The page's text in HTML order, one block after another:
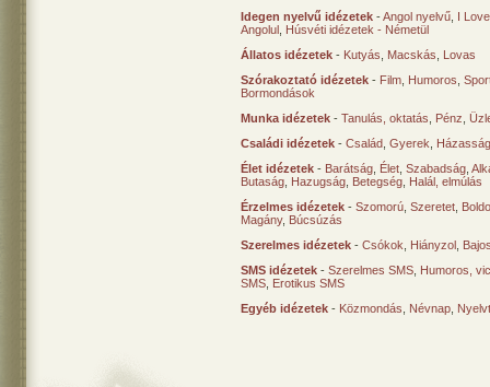
Idegen nyelvű idézetek -Angol nyelvű I
Angolul Húsvéti idézetek - Németül
Állatos idézetek - Kutyás Macskás
Lovas
Szórakoztató idézetek - Film Humoros
Bormondások
Munka idézetek - Tanulás, oktatás Pénz
Családi idézetek - Család Gyerek
Élet idézetek - Barátság Élet Szabadság
Butaság Hazugság Betegség Halál, elmúlás
Érzelmes idézetek - Szomorú Szeretet
Magány, Búcsúzás
Szerelmes idézetek - Csókok Hiányzol
SMS idézetek - Szerelmes SMS Humoros,
SMS Erotikus SMS
Egyéb idézetek - Közmondás Névnap